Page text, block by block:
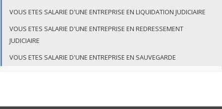
VOUS ETES SALARIE D'UNE ENTREPRISE EN LIQUIDATION JUDICIAIRE
VOUS ETES SALARIE D'UNE ENTREPRISE EN REDRESSEMENT
JUDICIAIRE
VOUS ETES SALARIE D'UNE ENTREPRISE EN SAUVEGARDE